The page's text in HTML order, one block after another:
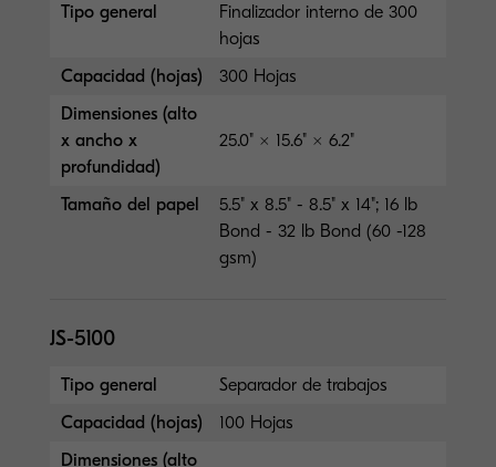
Tipo general
Finalizador interno de 300
hojas
Capacidad (hojas)
300 Hojas
Dimensiones (alto
x ancho x
profundidad)
25.0" × 15.6" × 6.2"
Tamaño del papel
5.5" x 8.5" - 8.5" x 14"; 16 lb
Bond - 32 lb Bond (60 -128
gsm)
JS-5100
Tipo general
Separador de trabajos
Capacidad (hojas)
100 Hojas
Dimensiones (alto